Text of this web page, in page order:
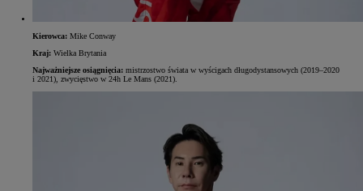
Kierowca: Mike Conway
Kraj: Wielka Brytania
Najważniejsze osiągnięcia: mistrzostwo świata w wyścigach długodystansowych (2019–2020
i 2021), zwycięstwo w 24h Le Mans (2021).